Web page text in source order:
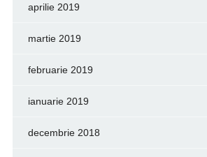
aprilie 2019
martie 2019
februarie 2019
ianuarie 2019
decembrie 2018